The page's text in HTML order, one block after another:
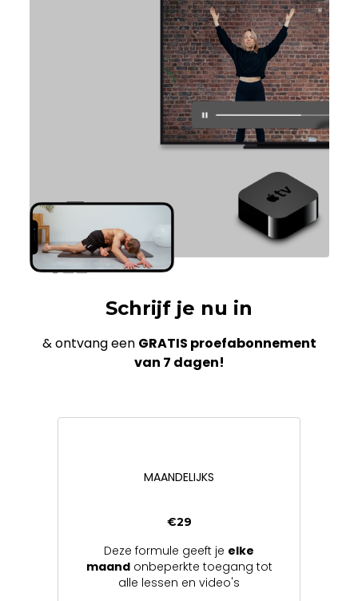
Schrijf je nu in
& ontvang een GRATIS proefabonnement
van 7 dagen!
MAANDELIJKS
€29
Deze formule geeft je elke
maandonbeperkte toegang tot
alle lessen en video's